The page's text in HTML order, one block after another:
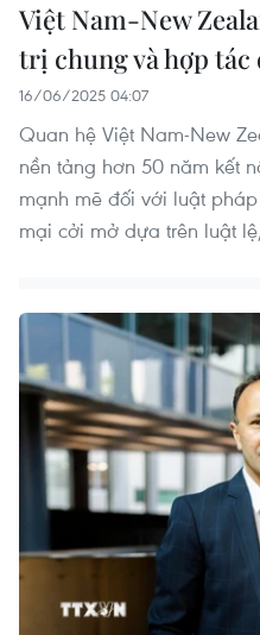
Việt Nam-New
trị chung và hợp tác
16/06/2025 04:07
Quan hệ Việt Nam-New
nền tảng hơn 50 năm kết
mạnh mẽ đối với luật
mại cởi mở dựa trên luật